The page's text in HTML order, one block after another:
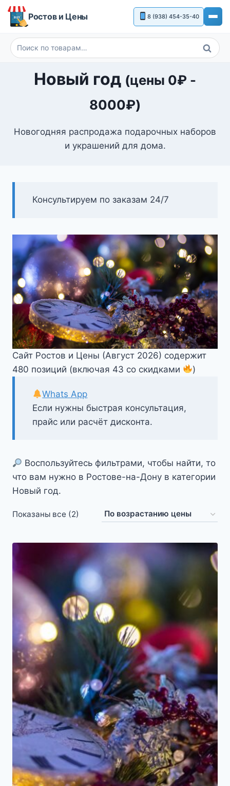
Перейти
Ростов и Цены 8 (938) 454-35-40
Искать:
Поиск
Новый год (цены 0₽ -
8000₽)
Новогодняя распродажа подарочных наборов
и украшений для дома.
Консультируем по заказам 24/7
Сайт Ростов и Цены (Август 2026) содержит
480 позиций (включая 43 со скидками
)
Если нужны быстрая консультация,
прайс или расчёт дисконта.
Whats App
Воспользуйтесь фильтрами, чтобы найти, то
что вам нужно в Ростове-на-Дону в категории
Новый год.
Показаны все (2)
возрастанию